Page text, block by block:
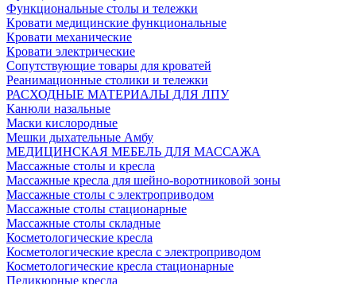
Функциональные столы и тележки
Кровати медицинские функциональные
Кровати механические
Кровати электрические
Сопутствующие товары для кроватей
Реанимационные столики и тележки
РАСХОДНЫЕ МАТЕРИАЛЫ ДЛЯ ЛПУ
Канюли назальные
Маски кислородные
Мешки дыхательные Амбу
МЕДИЦИНСКАЯ МЕБЕЛЬ ДЛЯ МАССАЖА
Массажные столы и кресла
Массажные кресла для шейно-воротниковой зоны
Массажные столы с электроприводом
Массажные столы стационарные
Массажные столы складные
Косметологические кресла
Косметологические кресла с электроприводом
Косметологические кресла стационарные
Педикюрные кресла